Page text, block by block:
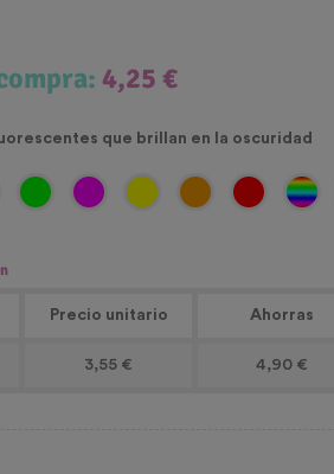
4,25 €
que brillan en la oscuridad
Precio unitario Ahorras
3,55 € 4,90 €